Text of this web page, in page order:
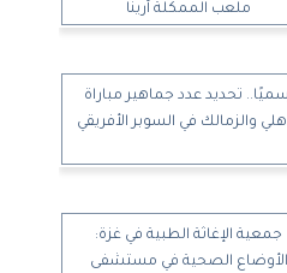
ملعب الممكلة أرينا
تحديد عدد جماهير مباراة
والزمالك في السوبر الأفريقي
جمعية الإغاثة الطبية في غزة:
الأوضاع الصحية في مستشفى